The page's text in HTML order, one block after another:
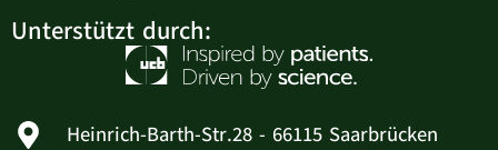
Unterstützt durch:
Heinrich-Barth-Str.28 - 66115 Saarbrücken